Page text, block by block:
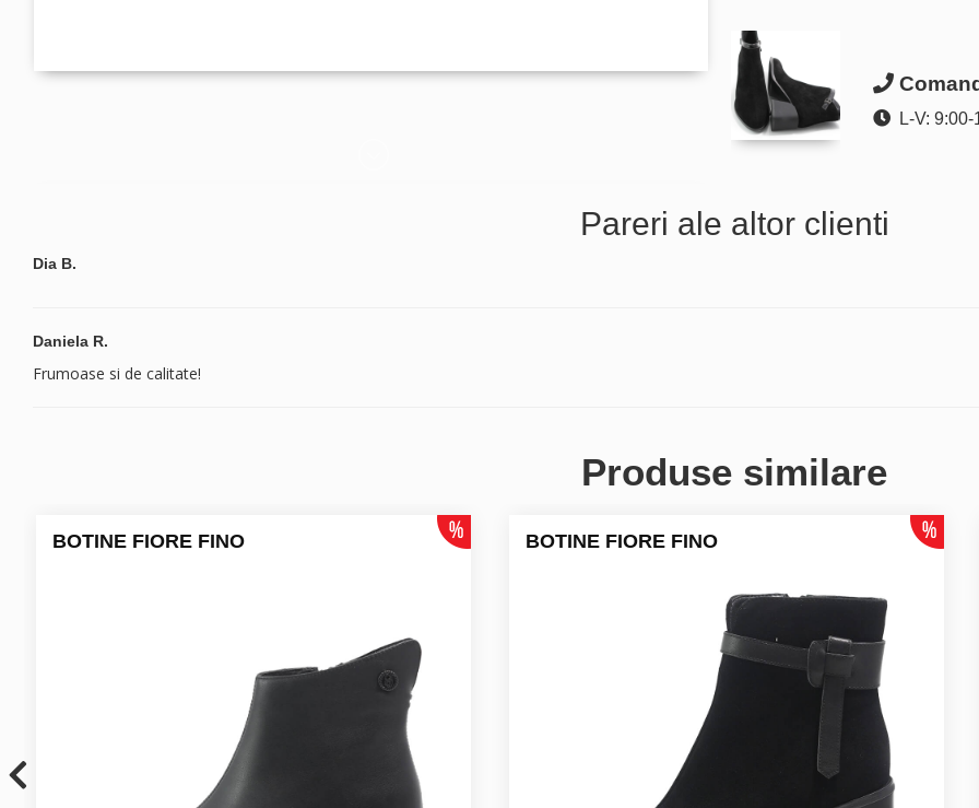
L-V: 9:00-
Pareri ale altor clienti
Dia B.
Daniela R.
Frumoase si de calitate!
Produse similare
BOTINE FIORE FINO BOTINE FIORE FINO